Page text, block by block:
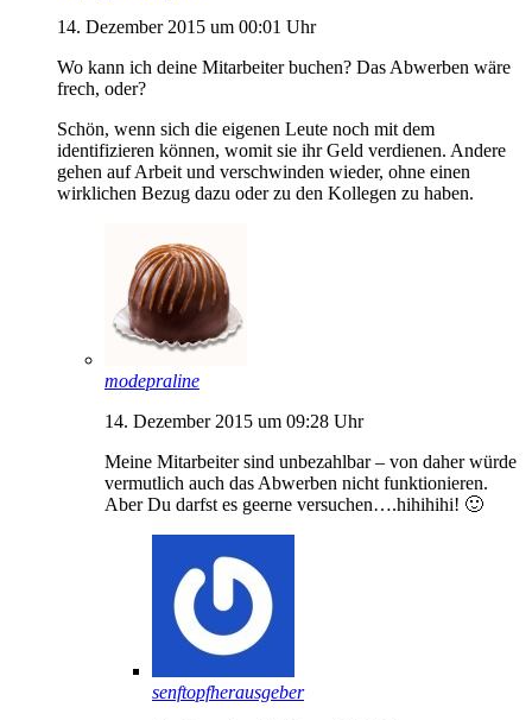
14. Dezember 2015 um 00:01 Uhr
Wo kann ich deine Mitarbeiter buchen? Das Abwerben wäre
frech, oder?
Schön, wenn sich die eigenen Leute noch mit dem
identifizieren können, womit sie ihr Geld verdienen. Andere
gehen auf Arbeit und verschwinden wieder, ohne einen
wirklichen Bezug dazu oder zu den Kollegen zu haben.
modepraline
14. Dezember 2015 um 09:28 Uhr
Meine Mitarbeiter sind unbezahlbar – von daher würde
vermutlich auch das Abwerben nicht funktionieren.
Aber Du darfst es geerne versuchen….hihihihi! 🙂
senftopfherausgeber